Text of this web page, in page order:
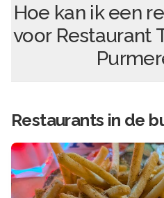
Hoe kan ik een
voor Restaurant
Restaurants in de